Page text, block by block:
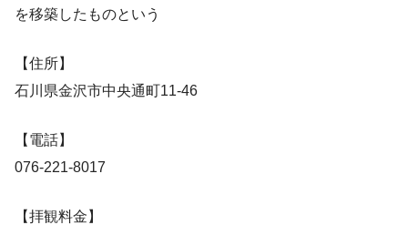
を移築したものという
【住所】
石川県金沢市中央通町11-46
【電話】
076-221-8017
【拝観料金】